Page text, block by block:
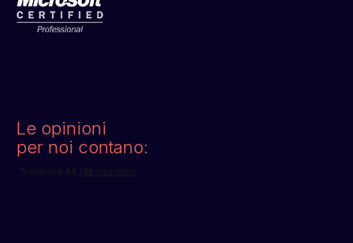
Le opinioni
per noi contano: